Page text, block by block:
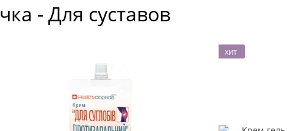
- Для суставов
ХИТ